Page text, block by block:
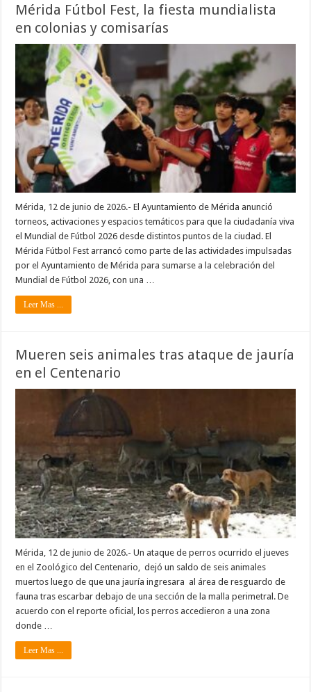
Mérida Fútbol Fest, la fiesta mundialista
en colonias y comisarías
Mérida, 12 de junio de 2026.- El Ayuntamiento de Mérida anunció
torneos, activaciones y espacios temáticos para que la ciudadanía viva
el Mundial de Fútbol 2026 desde distintos puntos de la ciudad. El
Mérida Fútbol Fest arrancó como parte de las actividades impulsadas
por el Ayuntamiento de Mérida para sumarse a la celebración del
Mundial de Fútbol 2026, con una …
Leer Mas ...
Mueren seis animales tras ataque de jauría
en el Centenario
Mérida, 12 de junio de 2026.- Un ataque de perros ocurrido el jueves
en el Zoológico del Centenario, dejó un saldo de seis animales
muertos luego de que una jauría ingresara al área de resguardo de
fauna tras escarbar debajo de una sección de la malla perimetral. De
acuerdo con el reporte oficial, los perros accedieron a una zona
donde …
Leer Mas ...